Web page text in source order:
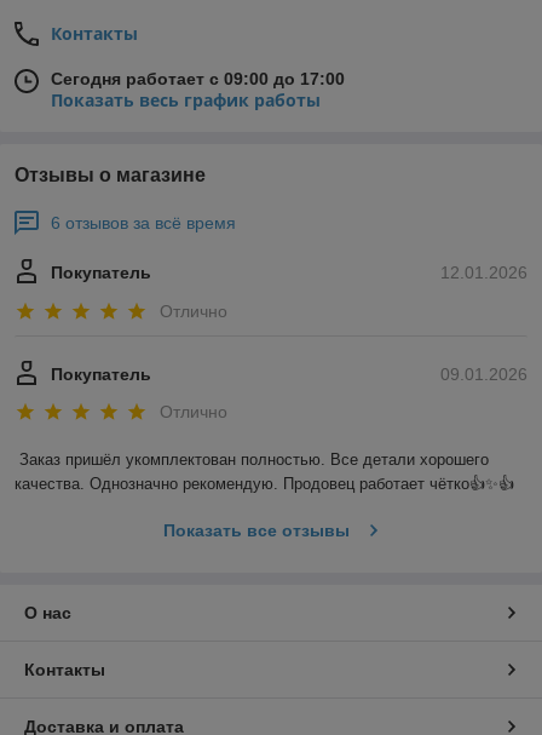
Контакты
Сегодня работает с 09:00 до 17:00
Показать весь график работы
Отзывы о магазине
6 отзывов за всё время
12.01.2026
Покупатель
Отлично
09.01.2026
Покупатель
Отлично
Заказ пришёл укомплектован полностью. Все детали хорошего
качества. Однозначно рекомендую. Продовец работает чётко👍✨️👍
Показать все отзывы
О нас
Контакты
Доставка и оплата